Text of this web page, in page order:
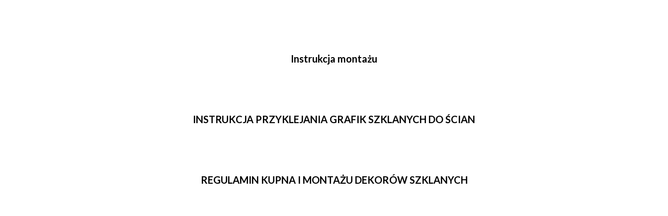
Instrukcja montażu
INSTRUKCJA PRZYKLEJANIA GRAFIK SZKLANYCH DO ŚCIAN
REGULAMIN KUPNA I MONTAŻU DEKORÓW SZKLANYCH